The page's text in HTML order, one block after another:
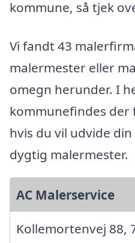
kommune, så tjek
Vi fandt 43
malermester eller
omegn herunder. I
kommunefindes der
hvis du vil udvide
dygtig malermester.
AC Malerservice
Kollemortenvej 88,